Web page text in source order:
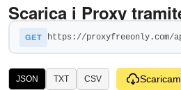
Scarica i Proxy
GET
JSON TXT CSV